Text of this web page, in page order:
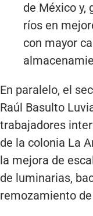
de México y,
ríos en
con mayor
En paralelo, el
Raúl Basulto
trabajadores
de la colonia La
la mejora de
de luminarias,
remozamiento